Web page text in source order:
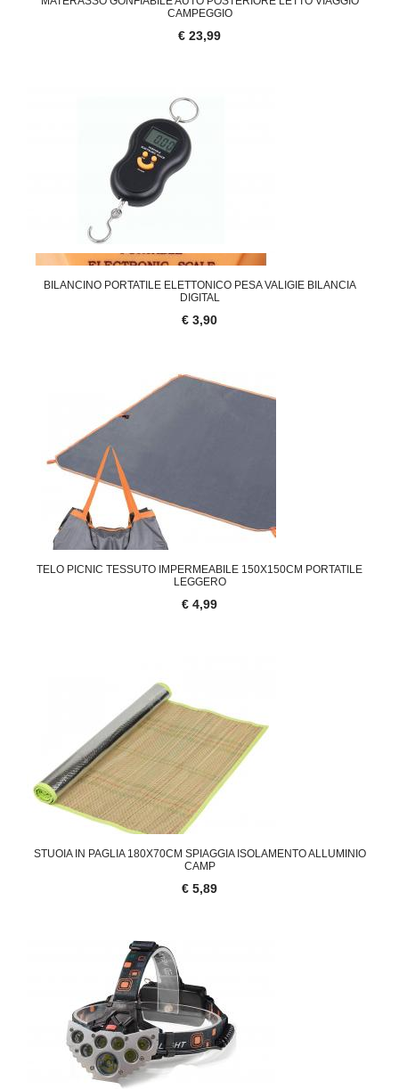
CAMPEGGIO
€ 23,99
BILANCINO PORTATILE ELETTONICO PESA VALIGIE BILANCIA
DIGITAL
€ 3,90
TELO PICNIC TESSUTO IMPERMEABILE 150X150CM PORTATILE
LEGGERO
€ 4,99
STUOIA IN PAGLIA 180X70CM SPIAGGIA ISOLAMENTO ALLUMINIO
CAMP
€ 5,89